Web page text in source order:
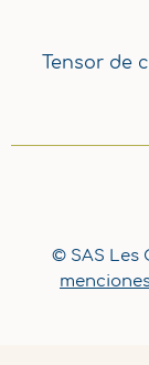
Tensor de
© SAS Les